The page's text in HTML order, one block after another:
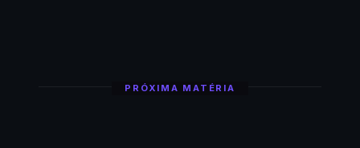
PRÓXIMA MATÉRIA